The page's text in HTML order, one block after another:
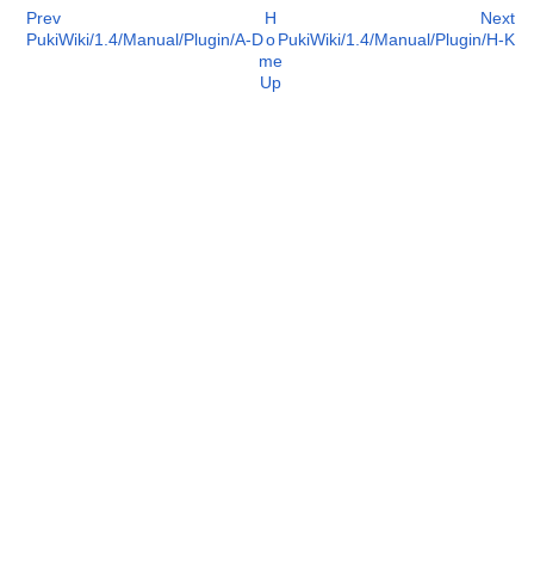
Prev
PukiWiki/1.4/Manual/Plugin/A-D
Next
PukiWiki/1.4/Manual/Plugin/H-K
H
o
me
Up